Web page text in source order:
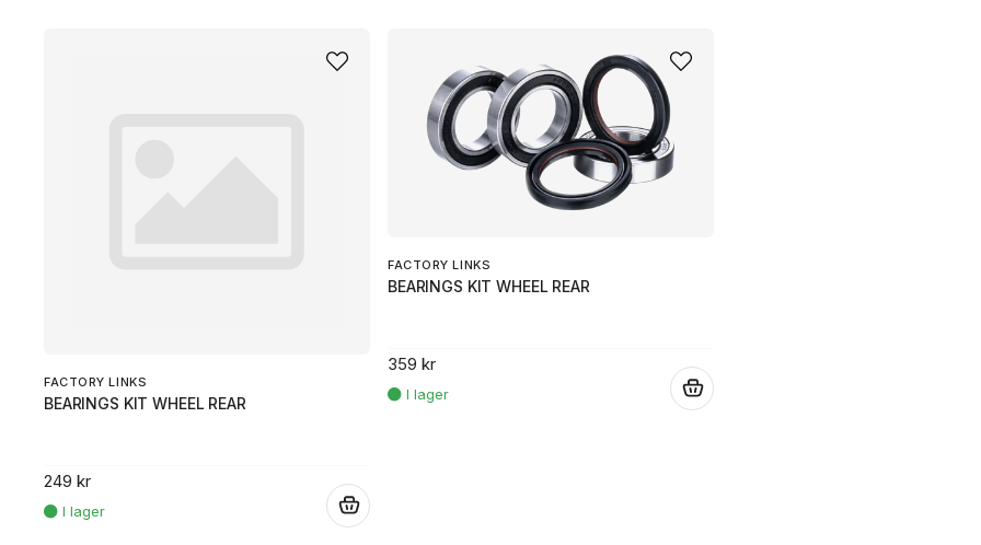
FACTORY LINKS
BEARINGS KIT WHEEL REAR
249 kr
FACTORY LINKS
BEARINGS KIT WHEEL REAR
359 kr